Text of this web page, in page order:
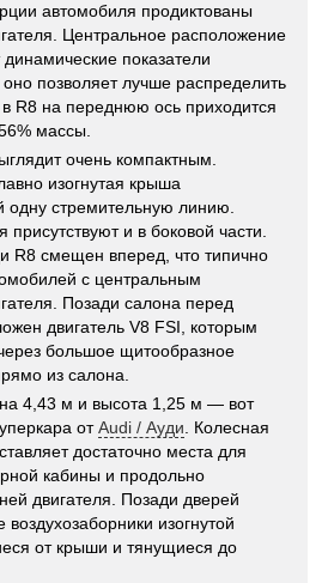
автомобиля продиктованы
Центральное расположение
показатели
оно позволяет лучше распределить
R8 на переднюю ось приходится
массы.
очень компактным.
изогнутая крыша
одну стремительную линию.
и в боковой части.
R8 смещен вперед, что типично
с центральным
Позади салона перед
двигатель V8 FSI, которым
большое щитообразное
из салона.
4,43 м и высота 1,25 м — вот
отAudi / Ауди. Колесная
достаточно места для
кабины и продольно
двигателя. Позади дверей
изогнутой
от крыши и тянущиеся до